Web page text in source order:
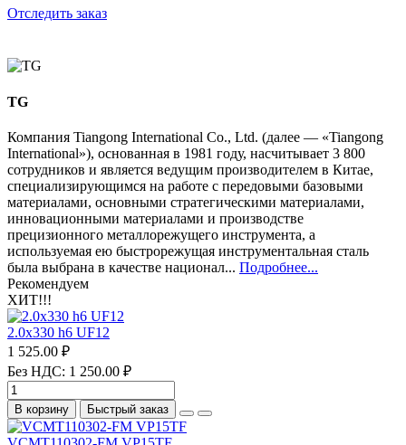
Отследить заказ
TG
Компания Tiangong International Co., Ltd. (далее — «Tiangong
International»), основанная в 1981 году, насчитывает 3 800
сотрудников и является ведущим производителем в Китае,
специализирующимся на работе с передовыми базовыми
материалами, основными стратегическими материалами,
инновационными материалами и производстве
прецизионного металлорежущего инструмента, а
используемая ею быстрорежущая инструментальная сталь
была выбрана в качестве национал... Подробнее...
Рекомендуем
ХИТ!!!
2.0х330 h6 UF12
1 525.00 ₽
Без НДС: 1 250.00 ₽
В корзину Быстрый заказ